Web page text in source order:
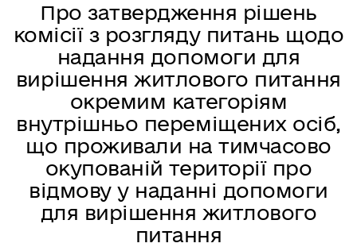
Про затвердження рішень
комісії з розгляду питань щодо
надання допомоги для
вирішення житлового питання
окремим категоріям
внутрішньо переміщених осіб,
що проживали на тимчасово
окупованій території про
відмову у наданні допомоги
для вирішення житлового
питання